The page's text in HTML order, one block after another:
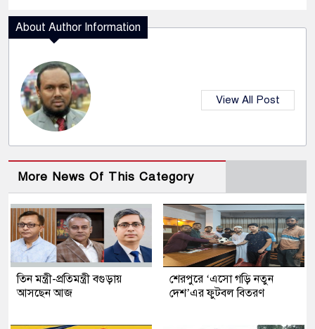
About Author Information
View All Post
More News Of This Category
তিন মন্ত্রী-প্রতিমন্ত্রী বগুড়ায়
আসছেন আজ
শেরপুরে ‘এসো গড়ি নতুন
দেশ’এর ফুটবল বিতরণ